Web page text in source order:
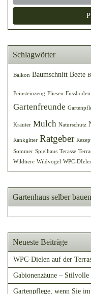
Schlagwörter
Balkon Baumschnitt Beete
Feinsteinzeug Fliesen Fussboden
Gartenfreunde
Kräuter Mulch Naturschutz
Rankgitter Ratgeber
Sommer Spielhaus Terasse
Wildtiere Wildvögel WPC-
Gartenhaus selber
Neueste Beiträge
WPC-Dielen auf der
Gabionenzäune –
Gartenpflege, wenn Sie